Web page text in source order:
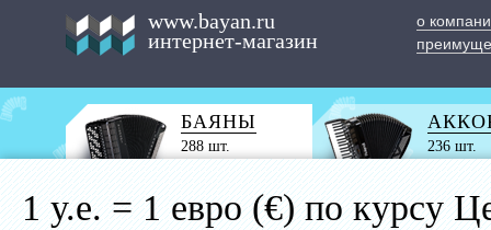
www.bayan.ru
интернет-магазин
о
БАЯНЫ
288 шт. 236 шт.
1 у.е. = 1 евро (€) по курсу